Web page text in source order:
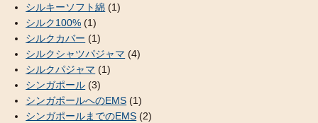
シルキーソフト綿 (1)
シルク100% (1)
シルクカバー (1)
シルクシャツパジャマ (4)
シルクパジャマ (1)
シンガポール (3)
シンガポールへのEMS (1)
シンガポールまでのEMS (2)